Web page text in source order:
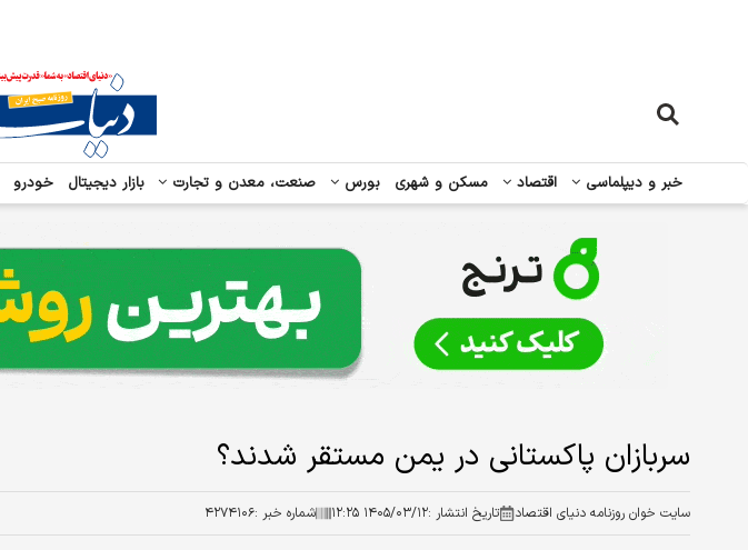
خبر و دیپلماسی اقتصاد مسکن و شهری بورس صنعت، معدن و تجارت بازار دیجیتال خودرو
سربازان پاکستانی در یمن مستقر شدند؟
سایت خوان روزنامه دنیای اقتصاد تاریخ انتشار :۱۴۰۵/۰۳/۱۲ ۱۲:۲۵ شماره خبر :۴۲۷۴۱۰۶